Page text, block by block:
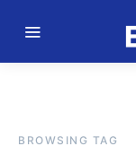
BROWSING TAG